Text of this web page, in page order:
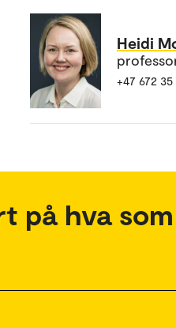
Heidi
+47 672 35
på hva